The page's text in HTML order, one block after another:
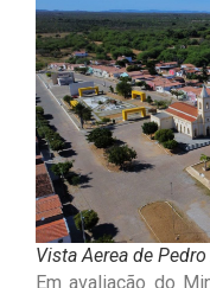
Vista Aerea de
Em avaliação do